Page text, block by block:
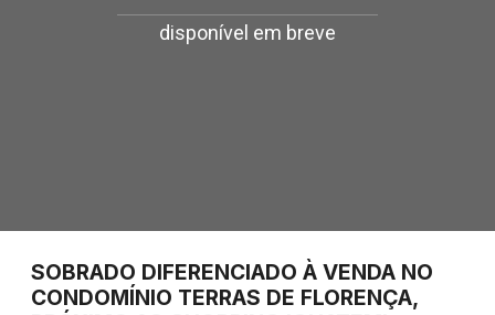
disponível em breve
SOBRADO DIFERENCIADO À VENDA NO
CONDOMÍNIO TERRAS DE FLORENÇA,